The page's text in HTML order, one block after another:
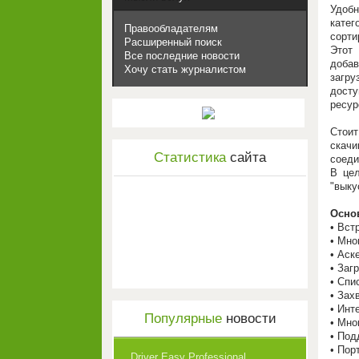
Этот
В
•
•
•
•
•
•
•
•
•
•
Правообладателям
Расширенный поиск
Все последние новости
Хочу стать журналистом
Статистикасайта
Популярныеновости